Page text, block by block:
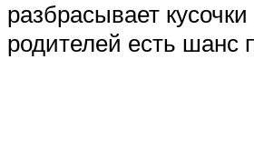
разбрасывает
родителей есть шанс